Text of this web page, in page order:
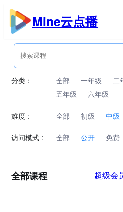
跳
内
Mine云点播
分类： 全部 一年级 二
五年级
六年级
难度 : 全部 初级 中级
访问模式 : 全部 公开 免费
全部课程 超级会